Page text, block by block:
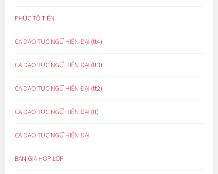
PHÚC TỔ TIÊN
CA DAO TỤC NGỮ HIỆN ĐẠI (tt4)
CA DAO TỤC NGỮ HIỆN ĐẠI (tt3)
CA DAO TỤC NGỮ HIỆN ĐẠI (tt2)
CA DAO TỤC NGỮ HIỆN ĐẠI (tt)
CA DAO TỤC NGỮ HIỆN ĐẠI
BẠN GIÀ HỌP LỚP